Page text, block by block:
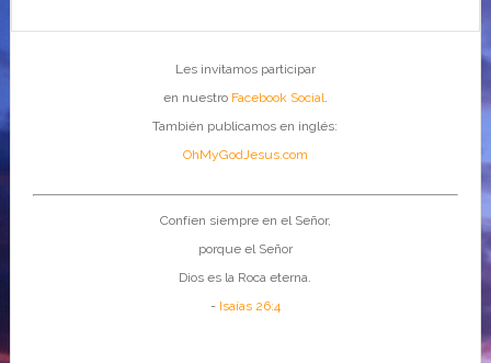
Les invitamos participar
en nuestro Facebook Social.
También publicamos en inglés:
OhMyGodJesus.com
Confíen siempre en el Señor,
porque el Señor
Dios es la Roca eterna.
- Isaías 26:4